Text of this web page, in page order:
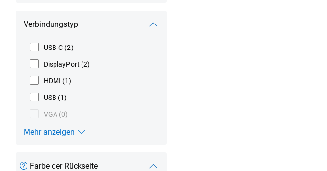
Verbindungstyp
USB-C (2)
DisplayPort (2)
HDMI (1)
USB (1)
VGA (0)
Mehr anzeigen
Farbe der Rückseite